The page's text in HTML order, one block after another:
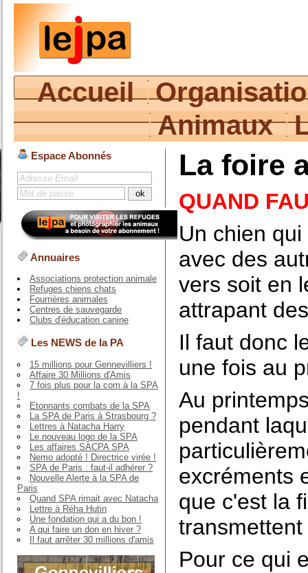
Accueil
Animaux
Espace Abonnés
Annuaires
Associations protection animale
Refuges chiens chats
Fourrières animales
Centres de sauvegarde
Clubs d'éducation canine
Les NEWS de la PA
15 millions pour Gennevilliers !
Affaire 30 Millions d'Amis
7 fois plus pour la com à la SPA
!
Etonnants combats de la SPA
La SPA de Paris à Strasbourg ?
Lettres à Natacha Harry
Le nouveau logo de la SPA
Les affaires SACPA SPA
Nemo adopté ! Directrice virée !
SPA de Paris : faut-il adhérer ?
Nouvelle Alerte à la SPA de
Paris
Quand SPA rimait avec Natacha
Lettre à Réha Hutin
Une fondation qui a du bon !
A qui faire un don en hiver ?
Il faut arrêter 30 millions d'amis
La foire
QUAND
Un chien
avec des
vers soit en
attrapant
Il faut donc
une fois au
Au
pendant
excréments
que c'est la
Pour ce qui